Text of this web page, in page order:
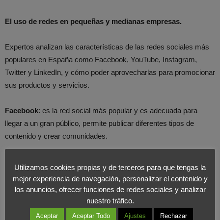
El uso de redes en pequeñas y medianas empresas.
Expertos analizan las características de las redes sociales más
populares en España como Facebook, YouTube, Instagram,
Twitter y LinkedIn, y cómo poder aprovecharlas para promocionar
sus productos y servicios.
Facebook: es la red social más popular y es adecuada para
llegar a un gran público, permite publicar diferentes tipos de
contenido y crear comunidades.
los usuarios buscan contenidos de entretenimiento y educativos,
tutoriales son especialmente útiles para Pymes.
: es otra plataforma especializada en videojuegos, pero
Utilizamos cookies propias y de terceros para que tengas la
mejor experiencia de navegación, personalizar el contenido y
los anuncios, ofrecer funciones de redes sociales y analizar
nuestro tráfico.
Aceptar Aceptar Todo Ajustes Rechazar